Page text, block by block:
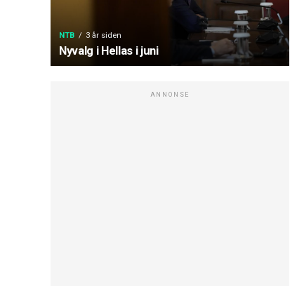
NTB 3 år siden
Nyvalg i Hellas i juni
ANNONSE